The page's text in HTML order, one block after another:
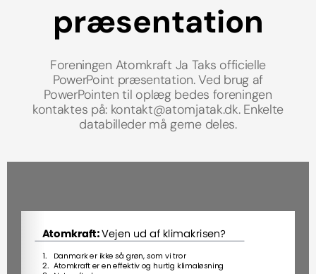
præsentation
Foreningen Atomkraft Ja Taks officielle
PowerPoint præsentation. Ved brug af
PowerPointen til oplæg bedes foreningen
kontaktes på: kontakt@atomjatak.dk. Enkelte
databilleder må gerne deles.